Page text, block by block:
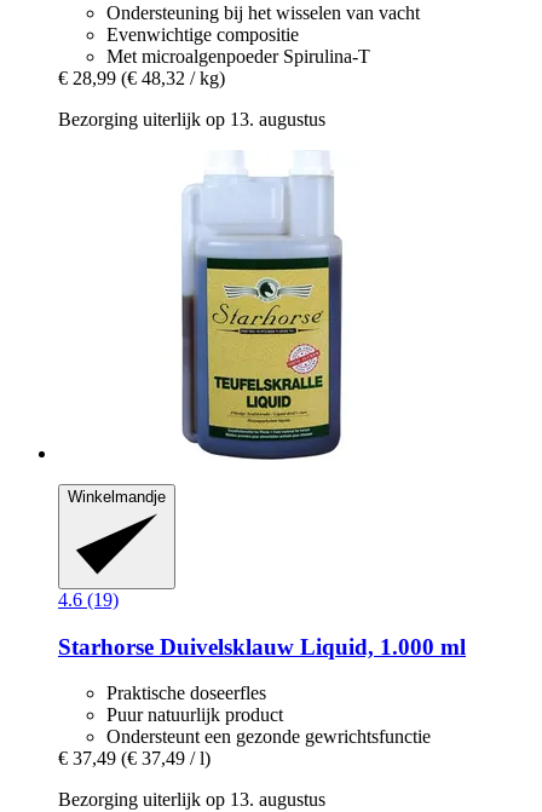
Ondersteuning bij het wisselen van vacht
Evenwichtige compositie
Met microalgenpoeder Spirulina-T
€ 28,99 (€ 48,32 / kg)
Bezorging uiterlijk op 13. augustus
Winkelmandje
4.6 (19)
Starhorse Duivelsklauw Liquid, 1.000 ml
Praktische doseerfles
Puur natuurlijk product
Ondersteunt een gezonde gewrichtsfunctie
€ 37,49 (€ 37,49 / l)
Bezorging uiterlijk op 13. augustus